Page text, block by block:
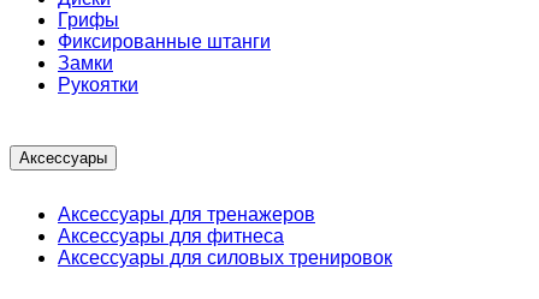
Грифы
Фиксированные штанги
Замки
Рукоятки
Аксессуары
Аксессуары для тренажеров
Аксессуары для фитнеса
Аксессуары для силовых тренировок